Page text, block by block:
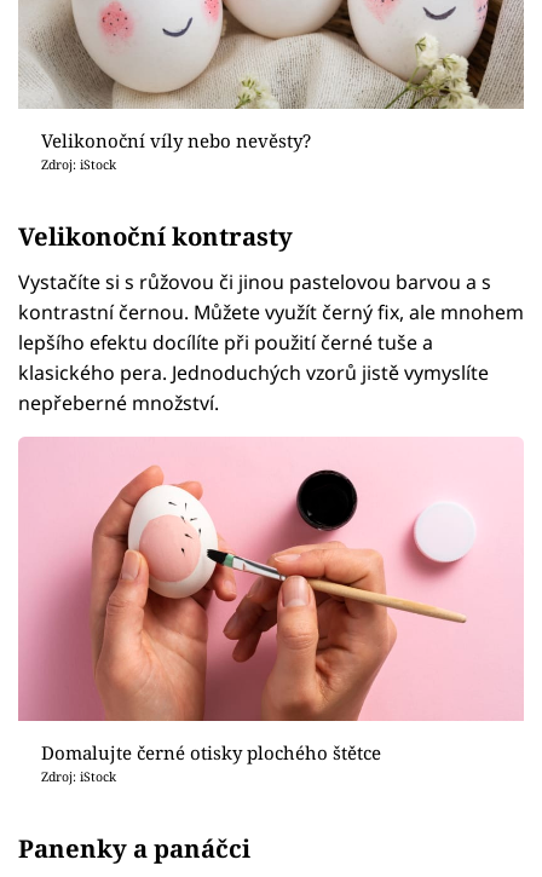
Velikonoční víly nebo nevěsty?
Zdroj: iStock
Velikonoční kontrasty
Vystačíte si s růžovou či jinou pastelovou barvou a s
kontrastní černou. Můžete využít černý fix, ale mnohem
lepšího efektu docílíte při použití černé tuše a
klasického pera. Jednoduchých vzorů jistě vymyslíte
nepřeberné množství.
Domalujte černé otisky plochého štětce
Zdroj: iStock
Panenky a panáčci